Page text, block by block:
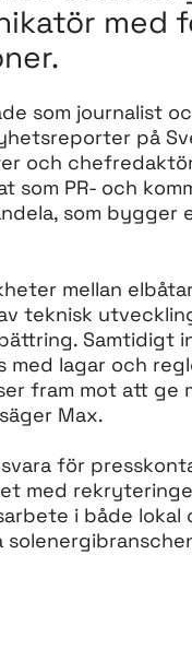
med
som journalist
på
och
som PR- och
som bygger
mellan
teknisk
Samtidigt
lagar och
fram mot att ge
Max.
för
med
i både